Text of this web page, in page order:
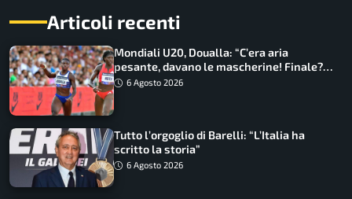
Articoli recenti
Mondiali U20, Doualla: “C’era aria
pesante, davano le mascherine! Finale?
Non ho nulla da perdere”
6 Agosto 2026
Tutto l’orgoglio di Barelli: “L’Italia ha
scritto la storia”
6 Agosto 2026